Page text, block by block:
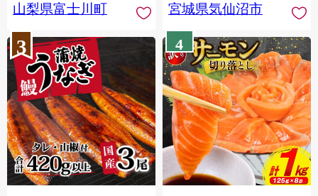
円 九千円
山梨県富士川町
宮城県気仙沼市
3 4